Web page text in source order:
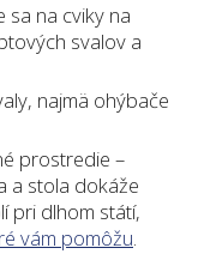
sa na cviky na
svalov a
najmä ohýbače
prostredie –
a stola dokáže
pri dlhom státí,
vám pomôžu.